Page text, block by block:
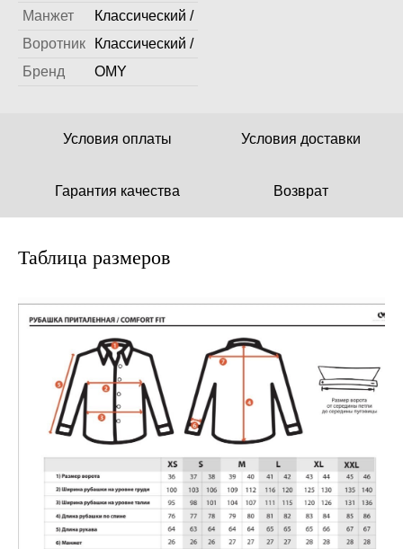
Манжет
Классический /
Воротник
Классический /
Бренд
OMY
Условия оплаты Условия доставки
Гарантия качества Возврат
Таблица размеров